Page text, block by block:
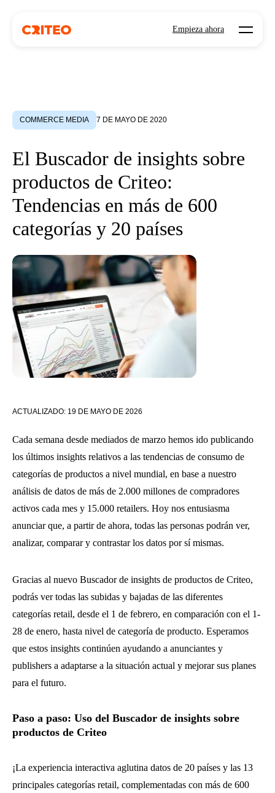
Empieza ahora Open
COMMERCE MEDIA 7 DE MAYO DE 2020
El Buscador de insights sobre
productos de Criteo:
Tendencias en más de 600
categorías y 20 países
ACTUALIZADO: 19 DE MAYO DE 2026
Cada semana desde mediados de marzo hemos ido publicando
los últimos insights relativos a las tendencias de consumo de
categorías de productos a nivel mundial, en base a nuestro
análisis de datos de más de 2.000 millones de compradores
activos cada mes y 15.000 retailers. Hoy nos entusiasma
anunciar que, a partir de ahora, todas las personas podrán ver,
analizar, comparar y contrastar los datos por sí mismas.
Gracias al nuevo Buscador de insights de productos de Criteo,
podrás ver todas las subidas y bajadas de las diferentes
categorías retail, desde el 1 de febrero, en comparación con el 1-
28 de enero, hasta nivel de categoría de producto. Esperamos
que estos insights continúen ayudando a anunciantes y
publishers a adaptarse a la situación actual y mejorar sus planes
para el futuro.
Paso a paso: Uso del Buscador de insights sobre
productos de Criteo
¡La experiencia interactiva aglutina datos de 20 países y las 13
principales categorías retail, complementadas con más de 600